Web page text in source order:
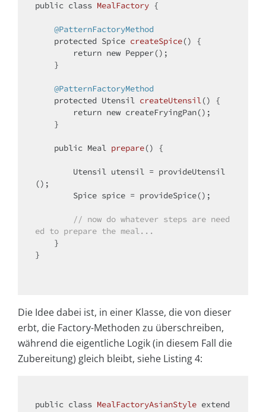
public class MealFactory {
@PatternFactoryMethod
protected Spice createSpice()
{
return new Pepper();
@PatternFactoryMethod
protected Utensil createUtensil()
{
return new createFryingPan();
public Meal prepare() {
();
// now do whatever steps are need
ed to prepare the meal...
}
Die Idee dabei ist, in einer Klasse, die von dieser
erbt, die Factory-Methoden zu überschreiben,
während die eigentliche Logik (in diesem Fall die
Zubereitung) gleich bleibt, siehe Listing 4:
public class MealFactoryAsianStyle extend